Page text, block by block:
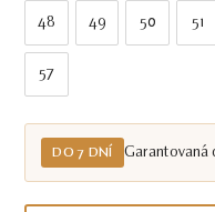
48 49 50 51
57
DO 7 DNÍ Garantovaná